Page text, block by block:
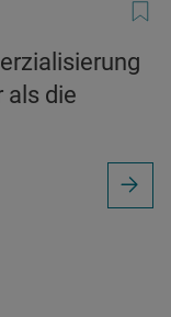
als die